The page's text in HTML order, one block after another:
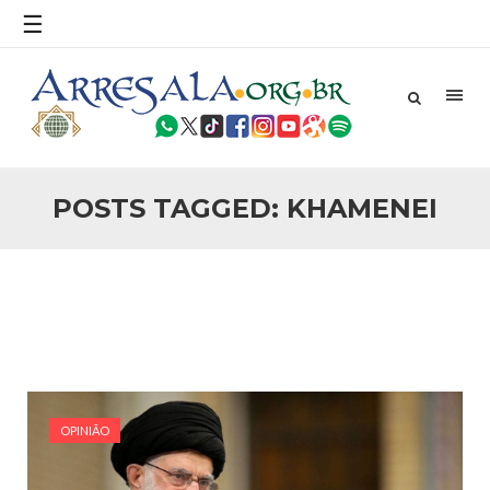
☰
POSTS TAGGED: KHAMENEI
do terrorismo não
25 DE SETEMBRO DE 2010
Necessárias Considerações Sobre o
Conflito
Por: Ahmed Ismail Introdução O presente artigo resume as
Em nome de Deus, O Clemente, O Misericordioso! O Centro
Islâmico no Brasil parabeniza a nação islâmica pela chegada
no ano novo muçulmano de 1435 Hejrita. Desejamos a
todos os irmãos e irmãs um novo
OPINIÃO